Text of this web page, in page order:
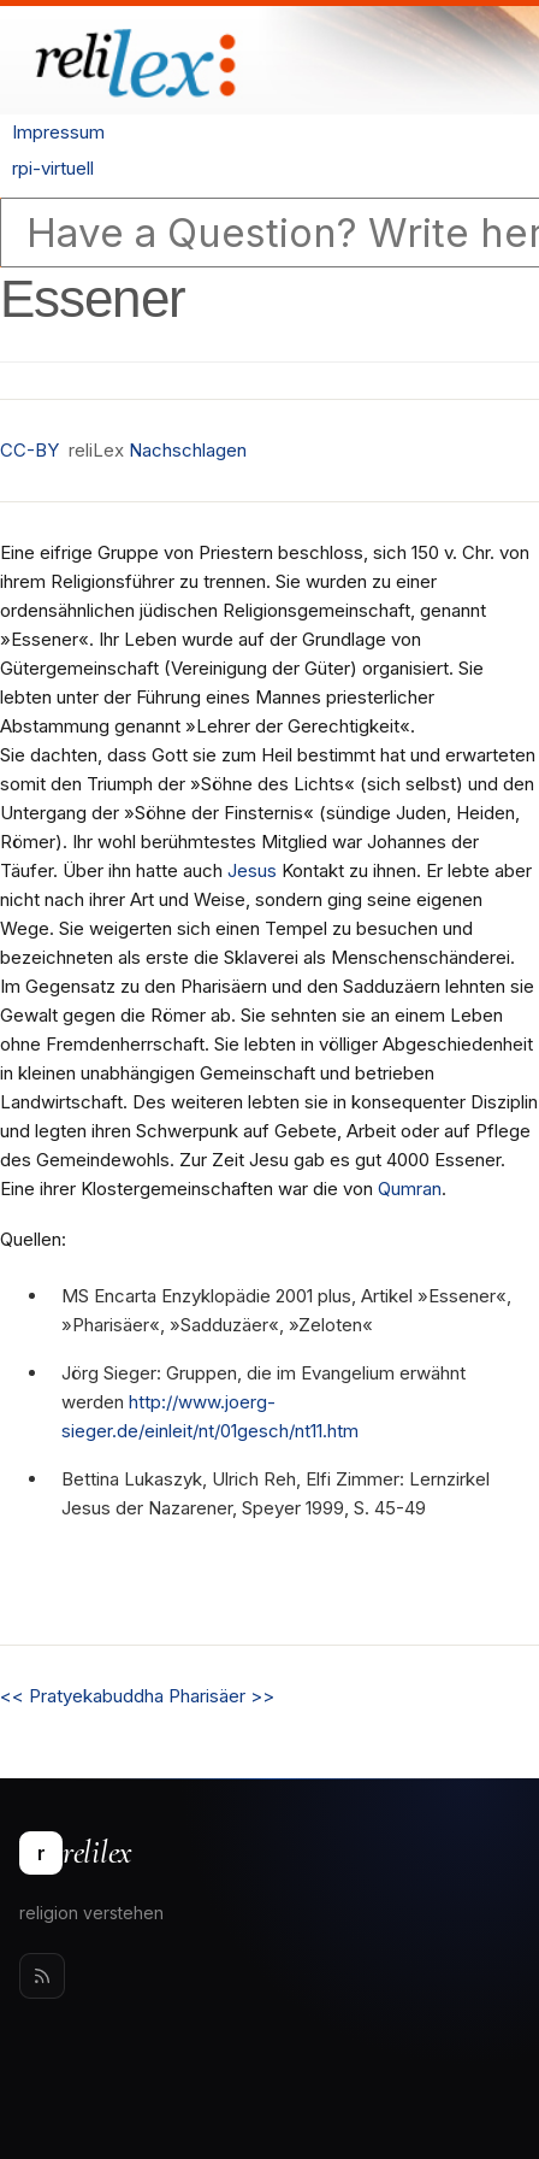
Impressum
rpi-virtuell
Essener
CC-BY reliLex Nachschlagen
Eine eifrige Gruppe von Priestern beschloss, sich 150 v. Chr. von
ihrem Religionsführer zu trennen. Sie wurden zu einer
ordensähnlichen jüdischen Religionsgemeinschaft, genannt
»Essener«. Ihr Leben wurde auf der Grundlage von
Gütergemeinschaft (Vereinigung der Güter) organisiert. Sie
lebten unter der Führung eines Mannes priesterlicher
Abstammung genannt »Lehrer der Gerechtigkeit«.
Sie dachten, dass Gott sie zum Heil bestimmt hat und erwarteten
somit den Triumph der »Söhne des Lichts« (sich selbst) und den
Untergang der »Söhne der Finsternis« (sündige Juden, Heiden,
Römer). Ihr wohl berühmtestes Mitglied war Johannes der
Täufer. Über ihn hatte auch Jesus Kontakt zu ihnen. Er lebte aber
nicht nach ihrer Art und Weise, sondern ging seine eigenen
Wege. Sie weigerten sich einen Tempel zu besuchen und
bezeichneten als erste die Sklaverei als Menschenschänderei.
Im Gegensatz zu den Pharisäern und den Sadduzäern lehnten sie
Gewalt gegen die Römer ab. Sie sehnten sie an einem Leben
ohne Fremdenherrschaft. Sie lebten in völliger Abgeschiedenheit
in kleinen unabhängigen Gemeinschaft und betrieben
Landwirtschaft. Des weiteren lebten sie in konsequenter Disziplin
und legten ihren Schwerpunk auf Gebete, Arbeit oder auf Pflege
des Gemeindewohls. Zur Zeit Jesu gab es gut 4000 Essener.
Eine ihrer Klostergemeinschaften war die von Qumran.
Quellen:
MS Encarta Enzyklopädie 2001 plus, Artikel »Essener«,
»Pharisäer«, »Sadduzäer«, »Zeloten«
Jörg Sieger: Gruppen, die im Evangelium erwähnt
werden http://www.joerg-
sieger.de/einleit/nt/01gesch/nt11.htm
Bettina Lukaszyk, Ulrich Reh, Elfi Zimmer: Lernzirkel
Jesus der Nazarener, Speyer 1999, S. 45-49
<< Pratyekabuddha Pharisäer >>
r relilex
religion verstehen